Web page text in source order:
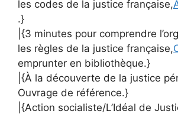
les codes de la justice française,
.}
|{3 minutes pour comprendre
les règles de la justice française,
emprunter en bibliothèque.}
|{À la découverte de la justice
Ouvrage de référence.}
|{Action socialiste/L’Idéal de